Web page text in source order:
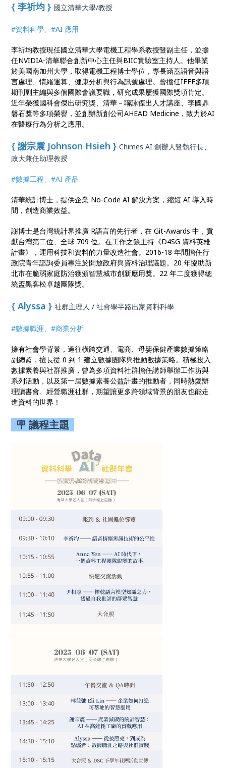
{ 李祈均 } 國立清華大學/教授
#資料科學、#AI 應用
李祈均教授現任國立清華大學電機工程學系教授暨副主任，並擔
任NVIDIA-清華聯合創新中心主任與BIIC實驗室主持人。他畢業
於美國南加州大學，取得電機工程博士學位，專長涵蓋語音與語
言處理、情緒運算、健康分析與行為訊號處理。曾擔任IEEE多項
期刊副主編與多個國際會議要職，研究成果屢獲國際獎項肯定。
近年榮獲國科會傑出研究獎、清華－聯詠傑出人才講座、李國鼎
磐石獎等多項榮譽，並創辦新創公司AHEAD Medicine，致力於AI
在醫療行為分析之應用。
{ 謝宗震 Johnson Hsieh }Chimes AI 創辦人暨執行長、
政大兼任助理教授
#數據工程、#AI 產品
清華統計博士，提供企業 No-Code AI 解決方案，縮短 AI 導入時
間，創造商業效益。
謝博士是台灣統計界推廣 R語言的先行者，在 Git-Awards 中，貢
獻台灣第二位、全球 709 位。在工作之餘主持《D4SG 資料英雄
計畫》，運用科技和資料的力量改造社會。2016-18 年間擔任行
政院青年諮詢委員專注於開放政府與資料治理議題。20 年協助新
北市在脆弱家庭防治獲頒智慧城市創新應用獎。22 年二度獲得總
統盃黑客松卓越團隊獎。
{ Alyssa }社群主理人 / 社會學半路出家資料科學
#數據職涯、#商業分析
擁有社會學背景，過往橫跨交通、電商、母嬰保健產業數據策略
副總監，擅長從 0 到 1 建立數據團隊與推動數據策略。積極投入
數據素養與社群推廣，曾為多項資料社群擔任講師舉辦工作坊與
系列活動，以及第一屆數據素養公益計畫的推動者，同時熱愛辦
理讀書會、經營職涯社群，期望讓更多跨領域背景的朋友也能走
進資料的世界！
🪧 議程主題